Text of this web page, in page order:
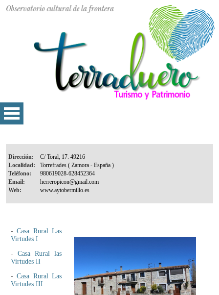
Dirección:
Localidad:
Teléfono:
Email:
Web:
-Casa Rural Las
Virtudes I
- Casa Rural las
Virtudes II
-Casa Rural Las
Virtudes III